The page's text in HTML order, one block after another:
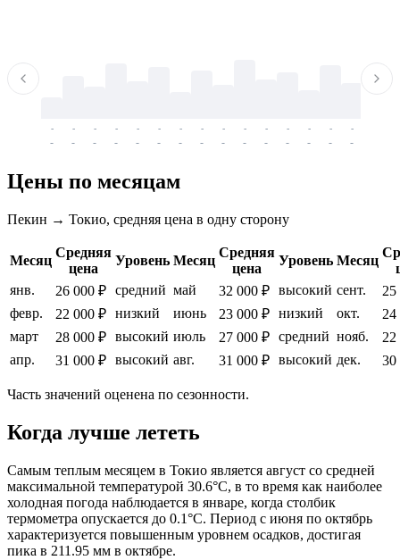
-
-
-
-
-
-
-
-
-
-
-
-
-
-
-
-
-
-
-
-
-
-
-
-
-
-
-
-
-
-
Цены по месяцам
Пекин → Токио, средняя цена в одну сторону
Месяц
Средняя
цена
Уровень Месяц
Средняя
цена
Уровень Месяц
янв.
26 000 ₽ средний май 32 000 ₽ высокий сент.
25
февр.
22 000 ₽ низкий июнь 23 000 ₽ низкий окт.
24
март
28 000 ₽ высокий июль 27 000 ₽ средний нояб.
22
апр.
31 000 ₽ высокий авг. 31 000 ₽ высокий дек. 30
Часть значений оценена по сезонности.
Когда лучше лететь
Самым теплым месяцем в Токио является август со средней
максимальной температурой 30.6°C, в то время как наиболее
холодная погода наблюдается в январе, когда столбик
термометра опускается до 0.1°C. Период с июня по октябрь
характеризуется повышенным уровнем осадков, достигая
пика в 211.95 мм в октябре.